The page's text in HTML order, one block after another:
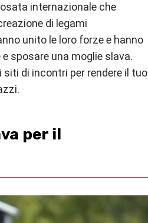
internazionale che
di legami
unito le loro forze e hanno
sposare una moglie slava.
di incontri per rendere il tuo
per il